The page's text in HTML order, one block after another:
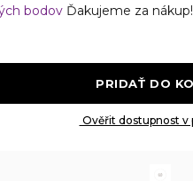
bodov Ďakujeme za nákup!